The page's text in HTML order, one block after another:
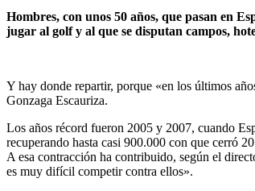
Hombres, con unos 50 años, que pasan en
jugar al golf y al que se disputan campos,
Y hay donde repartir, porque «en los últimos
Gonzaga Escauriza.
Los años récord fueron 2005 y 2007, cuando
recuperando hasta casi 900.000 con que cerró
A esa contracción ha contribuido, según el
es muy difícil competir contra ellos».